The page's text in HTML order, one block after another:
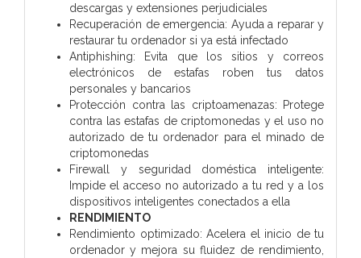
descargas y extensiones perjudiciales
Recuperación de emergencia: Ayuda a reparar y
restaurar tu ordenador si ya está infectado
Antiphishing: Evita que los sitios y correos
electrónicos de estafas roben tus datos
personales y bancarios
Protección contra las criptoamenazas: Protege
contra las estafas de criptomonedas y el uso no
autorizado de tu ordenador para el minado de
criptomonedas
Firewall y seguridad doméstica inteligente:
Impide el acceso no autorizado a tu red y a los
dispositivos inteligentes conectados a ella
RENDIMIENTO
Rendimiento optimizado: Acelera el inicio de tu
ordenador y mejora su fluidez de rendimiento,